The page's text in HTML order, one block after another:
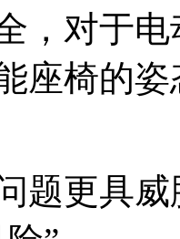
，对于
座椅的
题更具